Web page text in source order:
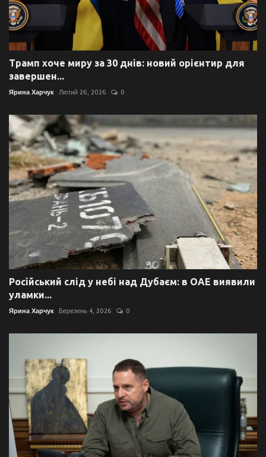
Трамп хоче миру за 30 днів: новий орієнтир для
завершен...
Ярина Харчук Лютий 26, 2026 0
Російський слід у небі над Дубаєм: в ОАЕ виявили
уламки...
Ярина Харчук Березень 4, 2026 0